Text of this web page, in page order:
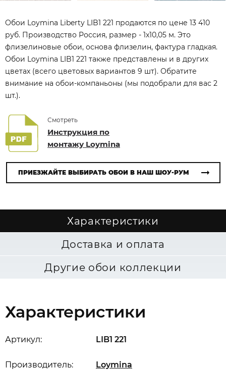
Обои Loymina Liberty LIB1 221 продаются по цене 13 410
руб. Производство Россия, размер - 1x10,05 м. Это
флизелиновые обои, основа флизелин, фактура гладкая.
Обои Loymina LIB1 221 также представлены и в других
цветах (всего цветовых вариантов 9 шт). Обратите
внимание на обои-компаньоны (мы подобрали для вас 2
шт.).
Смотреть
Инструкция по
монтажу Loymina
ПРИЕЗЖАЙТЕ ВЫБИРАТЬ ОБОИ В НАШ ШОУ-РУМ
Характеристики
Доставка и оплата
Другие обои коллекции
Характеристики
Артикул: LIB1 221
Производитель: Loymina